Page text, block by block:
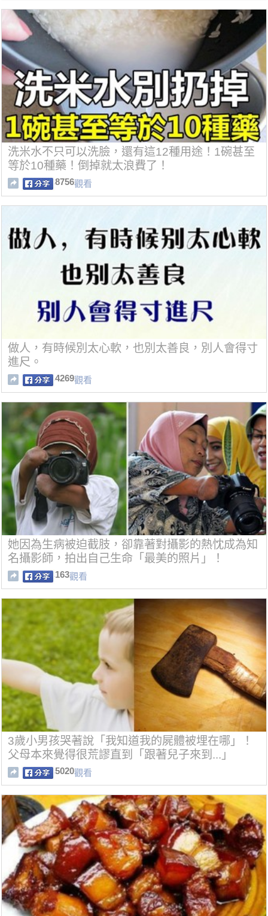
洗米水不只可以洗臉，還有這12種用途！1碗甚至
等於10種藥！倒掉就太浪費了！
8756觀看
做人，有時候別太心軟，也別太善良，別人會得寸
進尺。
4269觀看
她因為生病被迫截肢，卻靠著對攝影的熱忱成為知
名攝影師，拍出自己生命「最美的照片」！
163觀看
3歲小男孩哭著說「我知道我的屍體被埋在哪」！
父母本來覺得很荒謬直到「跟著兒子來到...」
5020觀看